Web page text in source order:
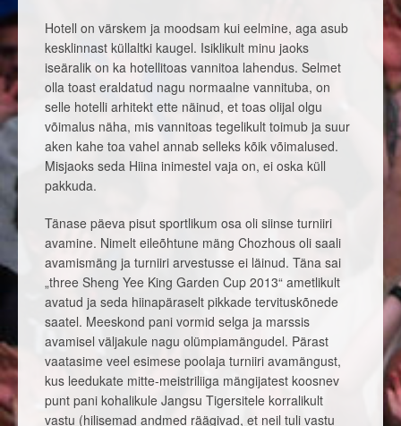
Hotell on värskem ja moodsam kui eelmine, aga asub
kesklinnast küllaltki kaugel. Isiklikult minu jaoks
iseäralik on ka hotellitoas vannitoa lahendus. Selmet
olla toast eraldatud nagu normaalne vannituba, on
selle hotelli arhitekt ette näinud, et toas olijal olgu
võimalus näha, mis vannitoas tegelikult toimub ja suur
aken kahe toa vahel annab selleks kõik võimalused.
Misjaoks seda Hiina inimestel vaja on, ei oska küll
pakkuda.
Tänase päeva pisut sportlikum osa oli siinse turniiri
avamine. Nimelt eileõhtune mäng Chozhous oli saali
avamismäng ja turniiri arvestusse ei läinud. Täna sai
„three Sheng Yee King Garden Cup 2013“ ametlikult
avatud ja seda hiinapäraselt pikkade tervituskõnede
saatel. Meeskond pani vormid selga ja marssis
avamisel väljakule nagu olümpiamängudel. Pärast
vaatasime veel esimese poolaja turniiri avamängust,
kus leedukate mitte-meistriliiga mängijatest koosnev
punt pani kohalikule Jangsu Tigersitele korralikult
vastu (hilisemad andmed räägivad, et neil tuli vastu